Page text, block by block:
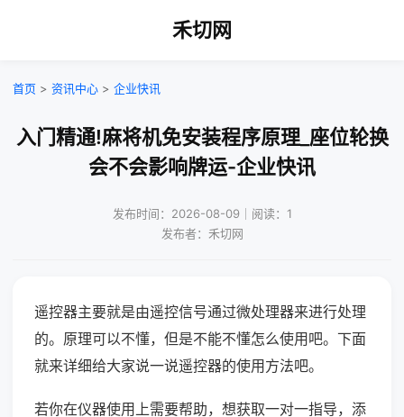
禾切网
首页 > 资讯中心 > 企业快讯
入门精通!麻将机免安装程序原理_座位轮换
会不会影响牌运-企业快讯
发布时间：2026-08-09｜阅读：1
发布者：禾切网
遥控器主要就是由遥控信号通过微处理器来进行处理
的。原理可以不懂，但是不能不懂怎么使用吧。下面
就来详细给大家说一说遥控器的使用方法吧。
若你在仪器使用上需要帮助，想获取一对一指导，添